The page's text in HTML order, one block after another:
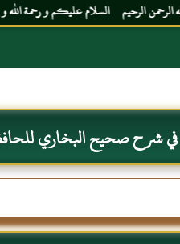
عليكم و رحمة الله و بركاته مرحبا بك
في شرح صحيح البخاري